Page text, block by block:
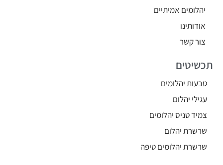
יהלומים אמיתיים
אודותינו
צור קשר
תכשיטים
טבעות יהלומים
עגילי יהלום
צמיד טניס יהלומים
שרשרת יהלום
שרשרת יהלומים טיפה